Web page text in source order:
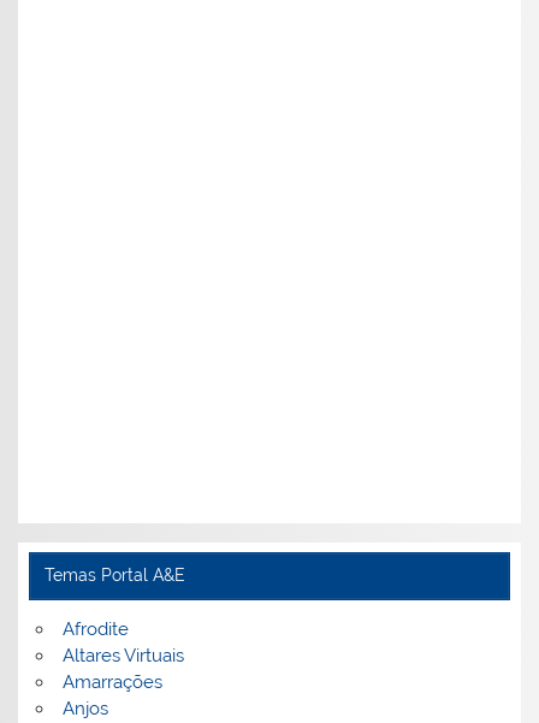
Temas Portal A&E
Afrodite
Altares Virtuais
Amarrações
Anjos